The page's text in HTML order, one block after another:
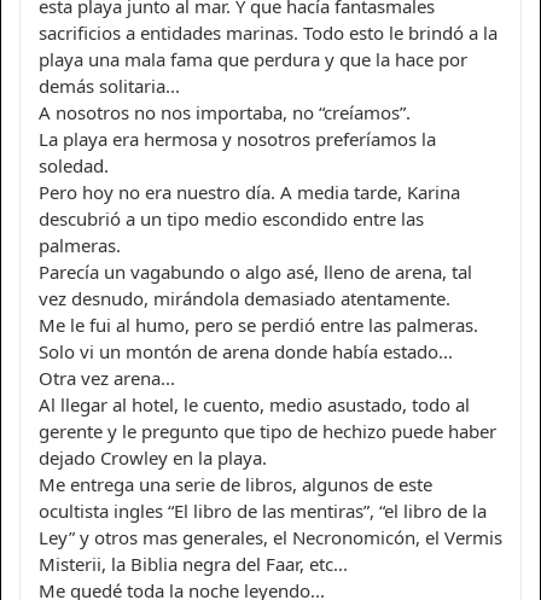
esta playa junto al mar. Y que hacía fantasmales
sacrificios a entidades marinas. Todo esto le brindó a la
playa una mala fama que perdura y que la hace por
demás solitaria...
A nosotros no nos importaba, no “creíamos”.
La playa era hermosa y nosotros preferíamos la
soledad.
Pero hoy no era nuestro día. A media tarde, Karina
descubrió a un tipo medio escondido entre las
palmeras.
Parecía un vagabundo o algo asé, lleno de arena, tal
vez desnudo, mirándola demasiado atentamente.
Me le fui al humo, pero se perdió entre las palmeras.
Solo vi un montón de arena donde había estado...
Otra vez arena...
Al llegar al hotel, le cuento, medio asustado, todo al
gerente y le pregunto que tipo de hechizo puede haber
dejado Crowley en la playa.
Me entrega una serie de libros, algunos de este
ocultista ingles “El libro de las mentiras”, “el libro de la
Ley” y otros mas generales, el Necronomicón, el Vermis
Misterii, la Biblia negra del Faar, etc...
Me quedé toda la noche leyendo...